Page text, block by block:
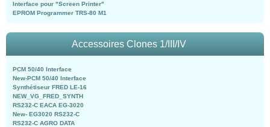
Interface pour "Screen Printer"
EPROM Programmer TRS-80 M1
Accessoires Clones 1/III/IV
PCM 50/40 Interface
New-PCM 50/40 Interface
Synthétiseur FRED LE-16
NEW_VG_FRED_SYNTH
RS232-C EACA EG-3020
New- EG3020 RS232-C
RS232-C AGRO DATA